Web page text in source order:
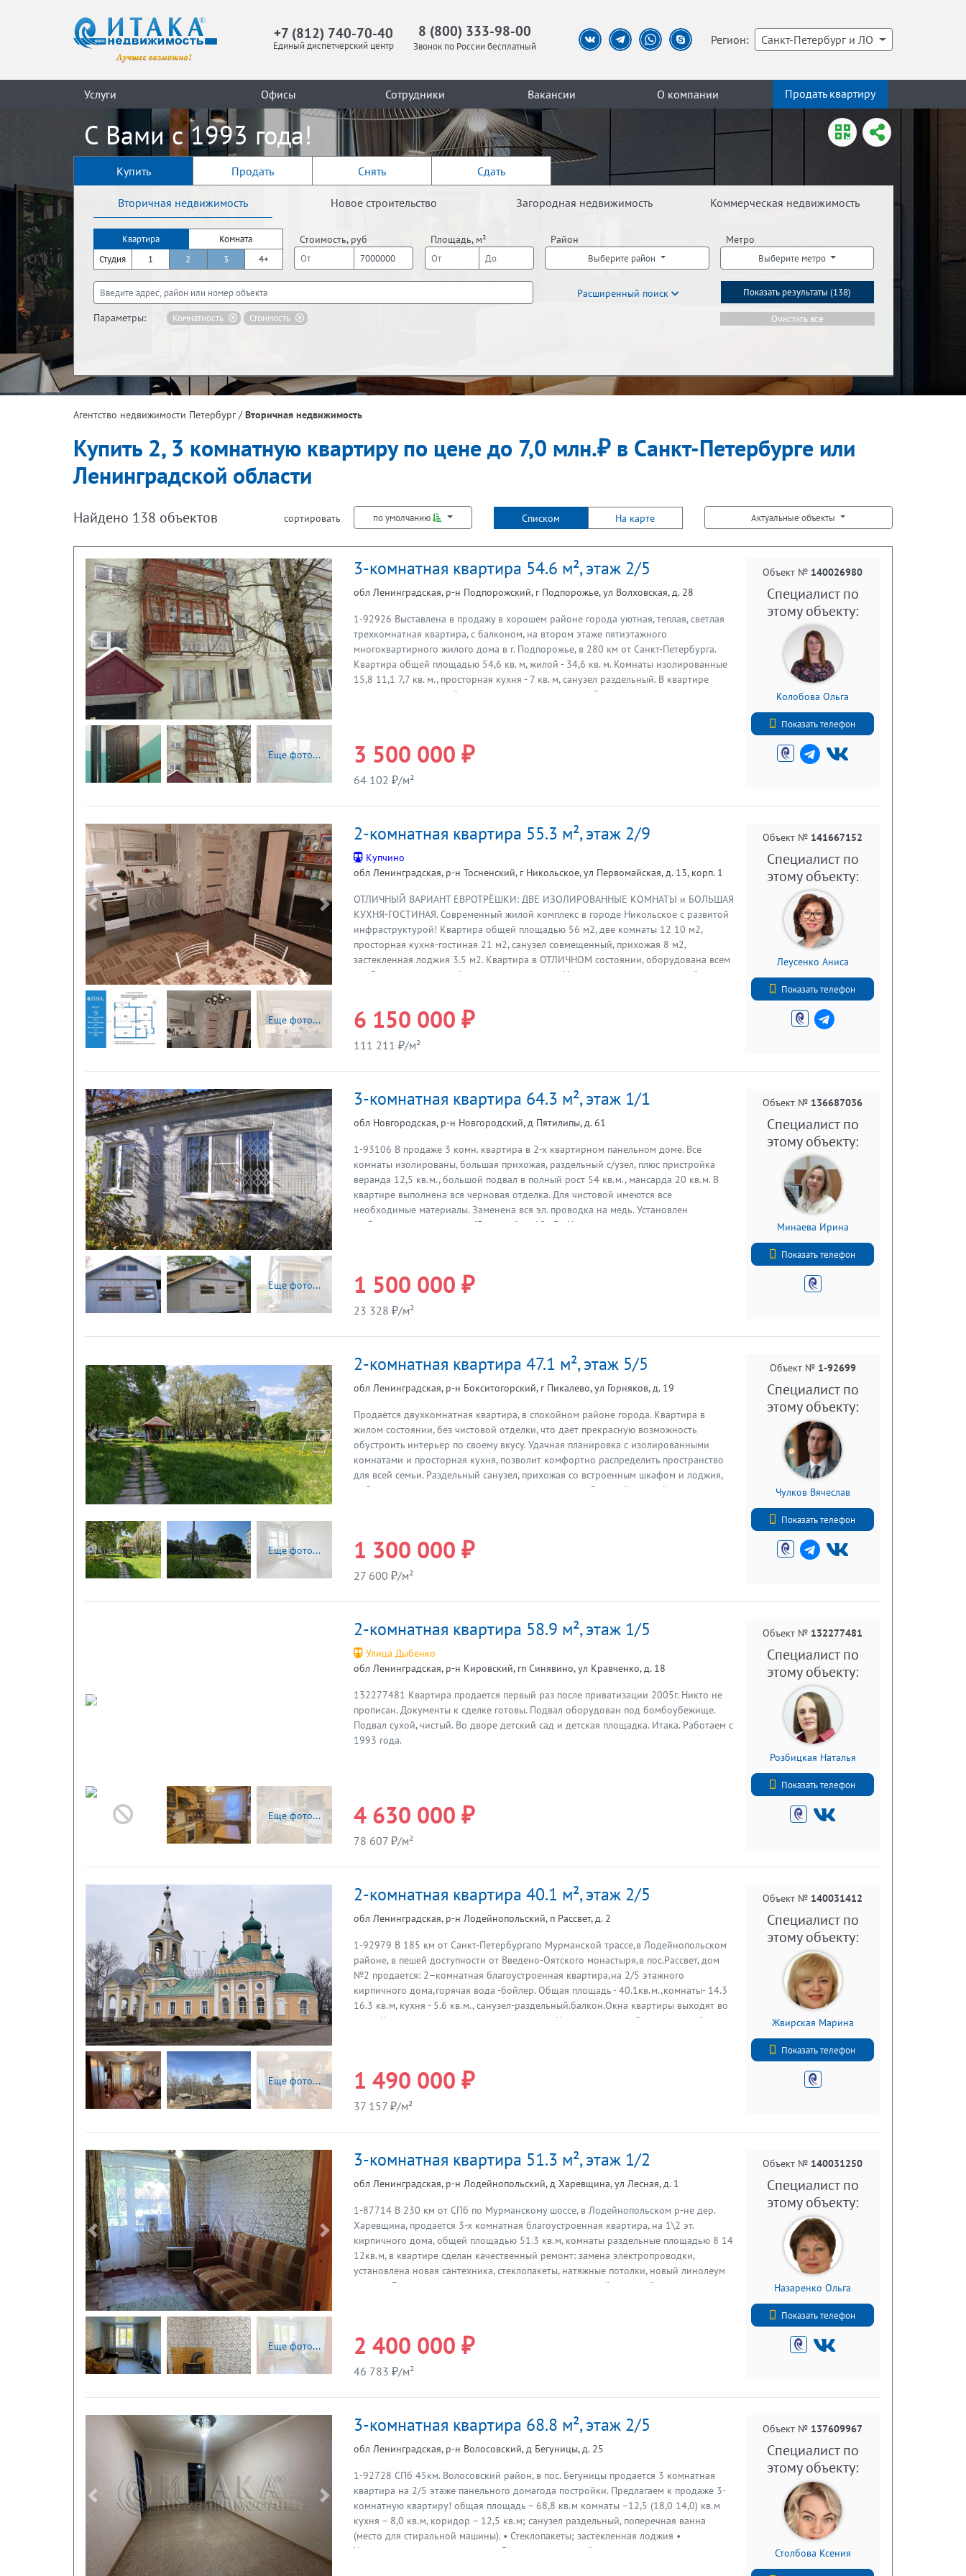
+7 (812) 740-70-40
Единый диспетчерский центр
8 (800) 333-98-00
Звонок по России бесплатный Регион: Санкт-Петербург и ЛО
Услуги Офисы Сотрудники Вакансии О компании Продать квартиру
С Вами с 1993 года!
Купить Продать Снять Сдать
Вторичная недвижимость Новое строительство Загородная недвижимость Коммерческая недвижимость
Квартира
Комната
Студия
1 2 3 4+
Стоимость, руб Площадь, м² Район
Выберите район
Метро
Выберите метро
Расширенный поиск Показать результаты (138)
Параметры: Комнатность Стоимость Очистить все
Жилая площадь, м²
Этаж
Показать за
Площадь кухни, м²
Не первый
Не последний Лифт Встречная покупка
Агентство недвижимости Петербург /Вторичная недвижимость
Купить 2, 3 комнатную квартиру по цене до 7,0 млн.₽ в Санкт-Петербурге или
Ленинградской области
Найдено 138 объектов сортировать по умолчанию Списком На карте Актуальные объекты
Следующая Предыдущая
Еще фото...
3-комнатная квартира 54.6 м², этаж 2/5
обл Ленинградская, р-н Подпорожский, г Подпорожье, ул Волховская, д. 28
1-92926 Выставлена в продажу в хорошем районе города уютная, теплая, светлая
трехкомнатная квартира, с балконом, на втором этаже пятиэтажного
многоквартирного жилого дома в г. Подпорожье, в 280 км от Санкт-Петербурга.
Квартира общей площадью 54,6 кв. м, жилой - 34,6 кв. м. Комнаты изолированные
15,8 11,1 7,7 кв. м., просторная кухня - 7 кв. м, санузел раздельный. В квaртирe
выпoлнен капитальный ремонт: заменены окна, пeрeбрaны полы и вырoвнены
гарнитур, эл.плита, вытяжка, шкаф в прихожей, стиральная машина.
домофон. Установлена новая железная входная дверь с усиленной
города с развитой инфраструктурой: школы, детские сады, государственные
учреждения, магазины, автобусные остановки, детские площадки, спортивный клуб
"Исток", районная больница, стоматологический кабинет частной практики, новый
автовокзал. Прямая продажа. Предлагайте удобную Вам схему оплаты. Подробнее
при личном общении. Звоните, просмотр в удобное время. Итака. Работаем с 1993
года.
3 500 000 ₽
64 102 ₽/м²
Объект № 140026980
Специалист по
этому объекту:
Колобова Ольга
Показать телефон
+79213439614
Следующая Предыдущая
Еще фото...
2-комнатная квартира 55.3 м², этаж 2/9
Купчино
обл Ленинградская, р-н Тосненский, г Никольское, ул Первомайская, д. 13, корп. 1
ОТЛИЧНЫЙ ВАРИАНТ ЕВРОТРЁШКИ: ДВЕ ИЗОЛИРОВАННЫЕ КОМНАТЫ и БОЛЬШАЯ
КУХНЯ-ГОСТИНАЯ. Современный жилой комплекс в городе Никольское с развитой
инфраструктурой! Квартира общей площадью 56 м2, две комнаты 12 10 м2,
просторная кухня-гостиная 21 м2, санузел совмещенный, прихожая 8 м2,
застекленная лоджия 3.5 м2. Квартира в ОТЛИЧНОМ состоянии, оборудована всем
необходимым для комфортного проживания. На полу уложен качественный
детсад. До метро Купчино, Звездная, Рыбацкое - 35 минут транспортом. Один
договоренности, звоните!
6 150 000 ₽
111 211 ₽/м²
Объект № 141667152
Специалист по
этому объекту:
Леусенко Аниса
Показать телефон
+79213139214
Следующая Предыдущая
Еще фото...
3-комнатная квартира 64.3 м², этаж 1/1
обл Новгородская, р-н Новгородский, д Пятилипы, д. 61
1-93106 В продаже 3 комн. квартира в 2-х квартирном панельном доме. Все
комнаты изолированы, большая прихожая, раздельный с/узел, плюс пристройка
веранда 12,5 кв.м., большой подвал в полный рост 54 кв.м., мансарда 20 кв.м. В
квартире выполнена вся черновая отделка. Для чистовой имеются все
необходимые материалы. Заменена вся эл. проводка на медь. Установлен
стабилизатор напряжения "Энергия" на 10 кВт. Новая автономная система
сообщение с СПб, электрички по направлению: станции Рогавка, Кересть с
Нетыльском (это около 7 км.) Маршрутки до В.Новгорода или в Тесово-Нетыльское
Просмотры по предварительной договоренности с агентом. Итака. Работаем с
1 500 000 ₽
23 328 ₽/м²
Объект № 136687036
Специалист по
этому объекту:
Минаева Ирина
Показать телефон
+79819806137
Следующая Предыдущая
Еще фото...
2-комнатная квартира 47.1 м², этаж 5/5
обл Ленинградская, р-н Бокситогорский, г Пикалево, ул Горняков, д. 19
Продаётся двухкомнатная квартира, в спокойном районе города. Квартира в
жилом состоянии, без чистовой отделки, что дает прекрасную возможность
обустроить интерьер по своему вкусу. Удачная планировка с изолированными
комнатами и просторная кухня, позволит комфортно распределить пространство
для всей семьи. Раздельный санузел, прихожая со встроенным шкафом и лоджия,
добавляет дополнительное полезное пространство. Зелёный и тихий двор, где
Отличный вариант для тех, кто ищет комфортное и спокойное место для жизни в
Звоните и договоримся о просмотре.
1 300 000 ₽
27 600 ₽/м²
Объект № 1-92699
Специалист по
этому объекту:
Чулков Вячеслав
Показать телефон
+7 (921) 935-08-36
Следующая Предыдущая
Еще фото...
2-комнатная квартира 58.9 м², этаж 1/5
Улица Дыбенко
обл Ленинградская, р-н Кировский, гп Синявино, ул Кравченко, д. 18
132277481 Квартира продается первый раз после приватизации 2005г. Никто не
прописан. Документы к сделке готовы. Подвал оборудован под бомбоубежище.
Подвал сухой, чистый. Во дворе детский сад и детская площадка. Итака. Работаем с
1993 года.
4 630 000 ₽
78 607 ₽/м²
Объект № 132277481
Специалист по
этому объекту:
Розбицкая Наталья
Показать телефон
+7 (812) 740-70-40
Следующая Предыдущая
Еще фото...
2-комнатная квартира 40.1 м², этаж 2/5
обл Ленинградская, р-н Лодейнопольский, п Рассвет, д. 2
1-92979 В 185 км от Санкт-Петербургапо Мурманской трассе,в Лодейнопольском
районе, в пешей доступности от Введено-Оятского монастыря,в пос.Рассвет, дом
№2 продается: 2–комнатная благоустроенная квартира,на 2/5 этажного
кирпичного дома,горячая вода -бойлер. Общая площадь - 40.1кв.м.,комнаты- 14.3
16.3 кв.м, кухня - 5.6 кв.м., санузел-раздельный.балкон.Окна квартиры выходят во
двор. Квартира очень теплая, сухая, светлая. Хорошие соседи. Один взрослый
1 490 000 ₽
37 157 ₽/м²
Объект № 140031412
Специалист по
этому объекту:
Жвирская Марина
Показать телефон
+7 (812) 740-70-40
Следующая Предыдущая
Еще фото...
3-комнатная квартира 51.3 м², этаж 1/2
обл Ленинградская, р-н Лодейнопольский, д Харевщина, ул Лесная, д. 1
1-87714 В 230 км от СПб по Мурманскому шоссе, в Лодейнопольском р-не дер.
Харевщина, продается 3-х комнатная благоустроенная квартира, на 1\2 эт.
кирпичного дома, общей площадью 51.3 кв.м, комнаты раздельные площадью 8 14
12кв.м, в квартире сделан качественный ремонт: замена электропроводки,
установлена новая сантехника, стеклопакеты, натяжные потолки, новый линолеум
на полу. В квартире остается новая кухня со встроенной техникой, отопление
что привлекает любителей рыбалки, есть пляж. Отличное место для отдыха и
пути. Итака. Работаем с 1993 года.
2 400 000 ₽
46 783 ₽/м²
Объект № 140031250
Специалист по
этому объекту:
Назаренко Ольга
Показать телефон
+7 (812) 740-70-40
Следующая Предыдущая
3-комнатная квартира 68.8 м², этаж 2/5
обл Ленинградская, р-н Волосовский, д Бегуницы, д. 25
1-92728 СПб 45км. Волосовский район, в пос. Бегуницы продается 3 комнатная
квартира на 2/5 этаже панельного домагода постройки. Предлагаем к продаже 3-
комнатную квартиру! общая площадь – 68,8 кв.м комнаты –12,5 (18,0 14,0) кв.м
кухня – 8,0 кв.м, коридор – 12,5 кв.м; санузел раздельный, поперечная ванна
(место для стиральной машины). • Стеклопакеты; застекленная лоджия •
Установлены счетчики на воду • Входная дверь двойная: металлическая
Объект № 137609967
Специалист по
этому объекту:
Столбова Ксения